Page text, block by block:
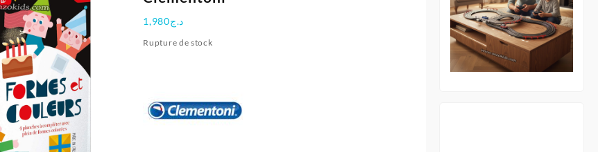
د.ج1,980
Rupture de stock